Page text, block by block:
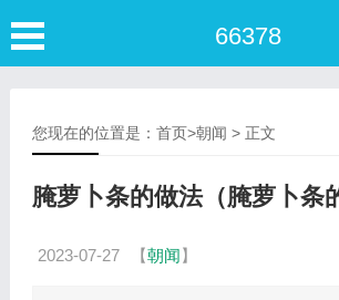
66378
您现在的位置是： 首页>朝闻 > 正文
腌萝卜条的做法（腌萝卜条
2023-07-27 【朝闻】